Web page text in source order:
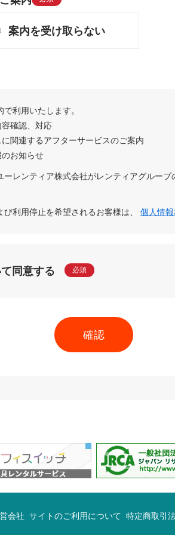
案内を受け取らない
利用いたします。
容確認、対応
関連するアフターサービスのご案内
のお知らせ
ーレンティア株式会社がレンティアグループ
利用停止を希望されるお客様は、 個人情
同意する 必須
会社 サイトのご利用について 特定商取引